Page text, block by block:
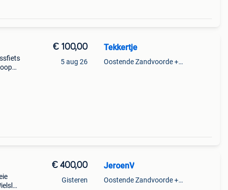
€ 100,00
5 aug 26
Tekkertje
Oostende Zandvoorde +Oostende
€ 400,00
Gisteren
JeroenV
Oostende Zandvoorde +Oostende